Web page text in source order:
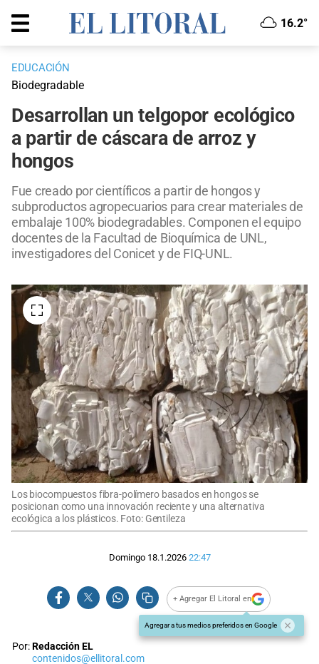
16.2°
EDUCACIÓN
Biodegradable
Desarrollan un telgopor ecológico
a partir de cáscara de arroz y
hongos
Fue creado por científicos a partir de hongos y
subproductos agropecuarios para crear materiales de
embalaje 100% biodegradables. Componen el equipo
docentes de la Facultad de Bioquímica de UNL,
investigadores del Conicet y de FIQ-UNL.
Los biocompuestos fibra-polímero basados en hongos se
posicionan como una innovación reciente y una alternativa
ecológica a los plásticos. Foto: Gentileza
Domingo 18.1.2026 22:47
+ Agregar El Litoral en
Agregar a tus medios preferidos en Google
Por:Redacción EL
contenidos@ellitoral.com